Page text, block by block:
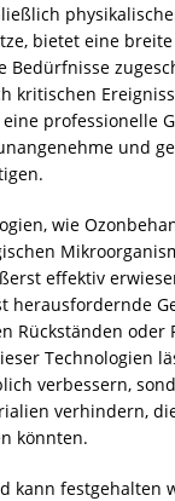
bietet eine
Bedürfnisse
kritischen
professionelle
und
wie
effektiv
herausfordernde
Rückständen oder
Technologien
verbessern,
verhindern,
könnten.
kann festgehalten